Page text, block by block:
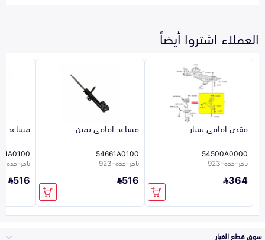
العملاء اشتروا أيضاً
مقص امامي يسار
54500A0000
تاجر-جدة-923
364
مساعد امامي يمين
54661A0100
تاجر-جدة-923
516
مساعد
تاجر-جدة-923
516
سوق قطع الغيار